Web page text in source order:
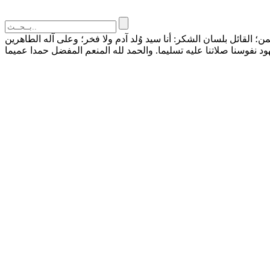
بلسان الشكر: أنا سيد وُلد آدم ولا فخر؛ وعلى آله الطاهرين